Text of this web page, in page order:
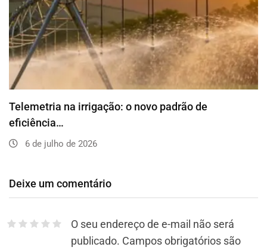
Telemetria na irrigação: o novo padrão de
eficiência…
6 de julho de 2026
Deixe um comentário
O seu endereço de e-mail não será
publicado. Campos obrigatórios são